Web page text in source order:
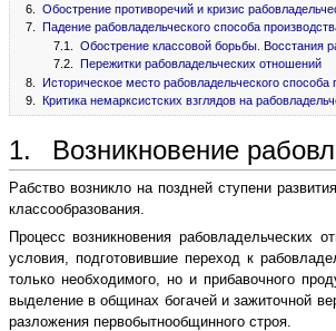
6.Обострение противоречий и кризис
7.Падение рабовладельческого способа
7.1.Обострение классовой борьбы. Восстания
7.2.Пережитки рабовладельческих отношений
8.Историческое место рабовладельческого способа
9.Критика немарксистских взглядов на
1. Возникновение
Рабство возникло на поздней ступени
классообразования.
Процесс возникновения
условия, подготовившие переход к
только необходимого, но и прибавочного
выделение в общинах богачей и зажиточной
разложения первобытнообщинного строя.